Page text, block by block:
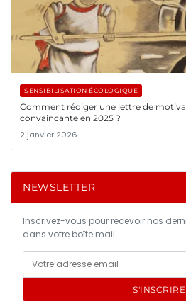
SENSIBILISATION ÉCOLOGIQUE
Comment rédiger une lettre de
convaincante en 2025 ?
2 janvier 2026
NEWSLETTER
Inscrivez-vous pour recevoir nos
dans votre boîte mail.
S'INSCRIRE